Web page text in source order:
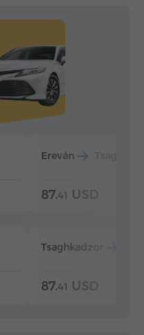
Ereván
87.41 USD
Tsaghkadzor
87.41 USD